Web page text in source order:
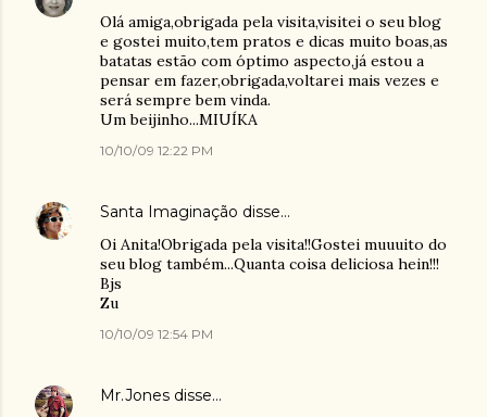
Olá amiga,obrigada pela visita,visitei o seu blog
e gostei muito,tem pratos e dicas muito boas,as
batatas estão com óptimo aspecto,já estou a
pensar em fazer,obrigada,voltarei mais vezes e
será sempre bem vinda.
Um beijinho...MIUÍKA
10/10/09 12:22 PM
Santa Imaginação disse…
Oi Anita!Obrigada pela visita!!Gostei muuuito do
seu blog também...Quanta coisa deliciosa hein!!!
Bjs
Zu
10/10/09 12:54 PM
Mr.Jones disse…